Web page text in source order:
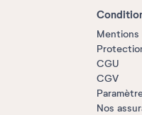
Mentions
CGU
CGV
Nos